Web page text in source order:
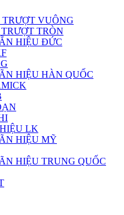
VUÔNG
TRÒN
HIỆU ĐỨC
HIỆU HÀN QUỐC
LK
HIỆU MỸ
HIỆU TRUNG QUỐC